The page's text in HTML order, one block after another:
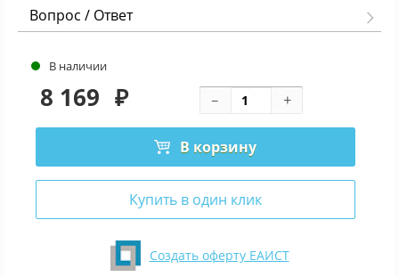
Вопрос / Ответ
В наличии
8 169 ₽
В корзину
Купить в один клик
Создать оферту ЕАИСТ